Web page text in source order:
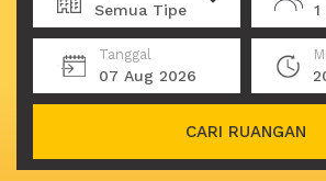
Semua Tipe 1
Tanggal
07 Aug 2026
CARI RUANGAN